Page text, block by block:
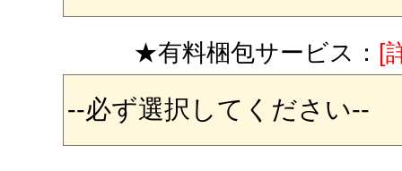
★有料梱包サービス： [